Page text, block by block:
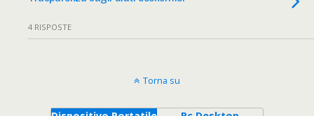
4 RISPOSTE
Torna su